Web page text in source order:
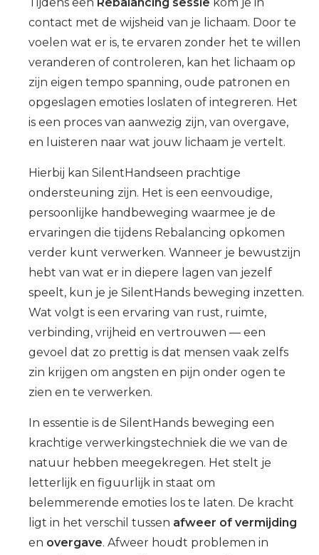
contact met de wijsheid van je lichaam. Door te
voelen wat er is, te ervaren zonder het te willen
veranderen of controleren, kan het lichaam op
zijn eigen tempo spanning, oude patronen en
opgeslagen emoties loslaten of integreren. Het
is een proces van aanwezig zijn, van overgave,
en luisteren naar wat jouw lichaam je vertelt.
Hierbij kan SilentHandseen prachtige
ondersteuning zijn. Het is een eenvoudige,
persoonlijke handbeweging waarmee je de
ervaringen die tijdens Rebalancing opkomen
verder kunt verwerken. Wanneer je bewustzijn
hebt van wat er in diepere lagen van jezelf
speelt, kun je je SilentHands beweging inzetten.
Wat volgt is een ervaring van rust, ruimte,
verbinding, vrijheid en vertrouwen — een
gevoel dat zo prettig is dat mensen vaak zelfs
zin krijgen om angsten en pijn onder ogen te
zien en te verwerken.
In essentie is de SilentHands beweging een
krachtige verwerkingstechniek die we van de
natuur hebben meegekregen. Het stelt je
letterlijk en figuurlijk in staat om
belemmerende emoties los te laten. De kracht
ligt in het verschil tussen afweer of vermijding
en overgave. Afweer houdt problemen in